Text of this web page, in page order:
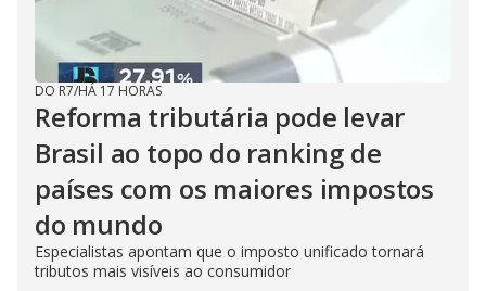
DO R7/HÁ 17 HORAS
Reforma tributária pode levar
Brasil ao topo do ranking de
países com os maiores impostos
do mundo
Especialistas apontam que o imposto unificado tornará
tributos mais visíveis ao consumidor